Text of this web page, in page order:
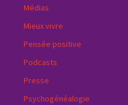
Médias
Mieux vivre
Pensée positive
Podcasts
Presse
Psychogénéalogie